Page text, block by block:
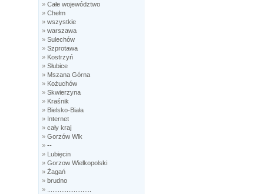
» Całe województwo
» Chełm
» wszystkie
» warszawa
» Sulechów
» Szprotawa
» Kostrzyń
» Słubice
» Mszana Górna
» Kożuchów
» Skwierzyna
» Kraśnik
» Bielsko-Biała
» Internet
» cały kraj
» Gorzów Wlk
» --
» Lubięcin
» Gorzow Wielkopolski
» Żagań
» brudno
»